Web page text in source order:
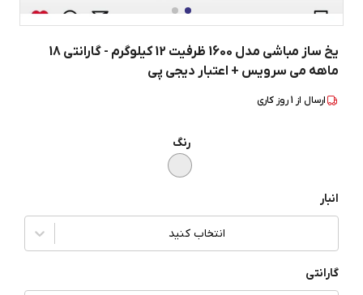
یخ ساز مباشی مدل 1600 ظرفیت 12 کیلوگرم - گارانتی 18
ماهه می سرویس + اعتبار دیجی پی
ارسال از 1روز کاری
رنگ
انبار
انتخاب کنید
گارانتی